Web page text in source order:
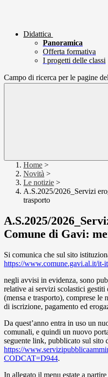
Didattica
Panoramica
Offerta formativa
I progetti delle classi
Campo di ricerca per le pagine
Home >
Novità >
Le notizie >
A.S.2025/2026_Servizi
trasporto
A.S.2025/
Comune di Gavi:
Si comunica che sul sito
https://www.comune.gavi.al.it/it-
negli avvisi in evidenza, sono
relative ai servizi scolastici gestiti
(mensa e trasporto), comprese
di iscrizione, pagamento ed
Da quest’anno entra in uso un
comunali, e quindi un nuovo
seguente link, pubblicato sul sito
https://
CODCAT=D944.
In allegato il menu estate a